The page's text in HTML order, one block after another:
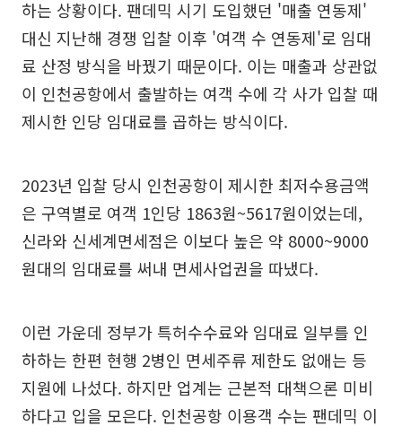
하는 상황이다. 팬데믹 시기 도입했던 '매출 연동제'
대신 지난해 경쟁 입찰 이후 '여객 수 연동제'로 임대
료 산정 방식을 바꿨기 때문이다. 이는 매출과 상관없
이 인천공항에서 출발하는 여객 수에 각 사가 입찰 때
제시한 인당 임대료를 곱하는 방식이다.
2023년 입찰 당시 인천공항이 제시한 최저수용금액
은 구역별로 여객 1인당 1863원~5617원이었는데,
신라와 신세계면세점은 이보다 높은 약 8000~9000
원대의 임대료를 써내 면세사업권을 따냈다.
이런 가운데 정부가 특허수수료와 임대료 일부를 인
하하는 한편 현행 2병인 면세주류 제한도 없애는 등
지원에 나섰다. 하지만 업계는 근본적 대책으론 미비
하다고 입을 모은다. 인천공항 이용객 수는 팬데믹 이